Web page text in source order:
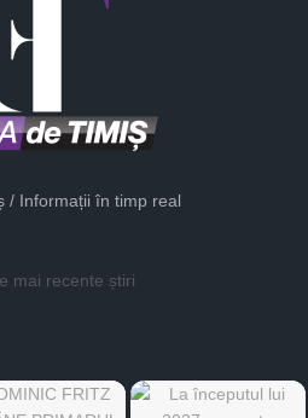
/ Informații în timp real
mai recente știri